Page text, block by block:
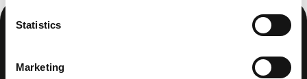
Statistics
Marketing